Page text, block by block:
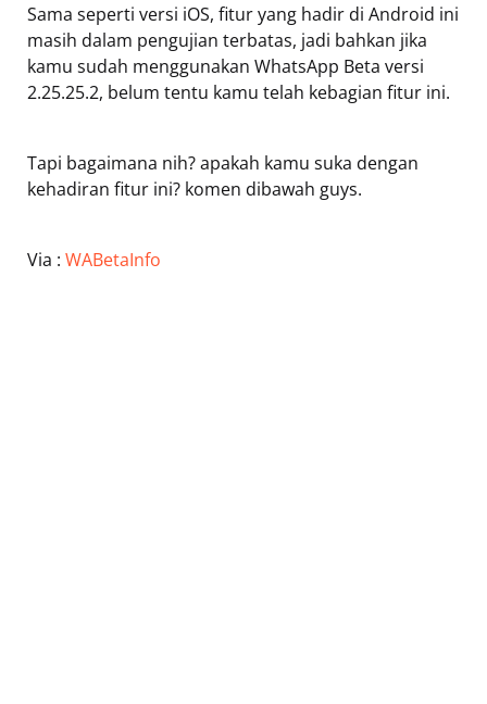
Sama seperti versi iOS, fitur yang hadir di Android ini
masih dalam pengujian terbatas, jadi bahkan jika
kamu sudah menggunakan WhatsApp Beta versi
2.25.25.2, belum tentu kamu telah kebagian fitur ini.
Tapi bagaimana nih? apakah kamu suka dengan
kehadiran fitur ini? komen dibawah guys.
Via : WABetaInfo